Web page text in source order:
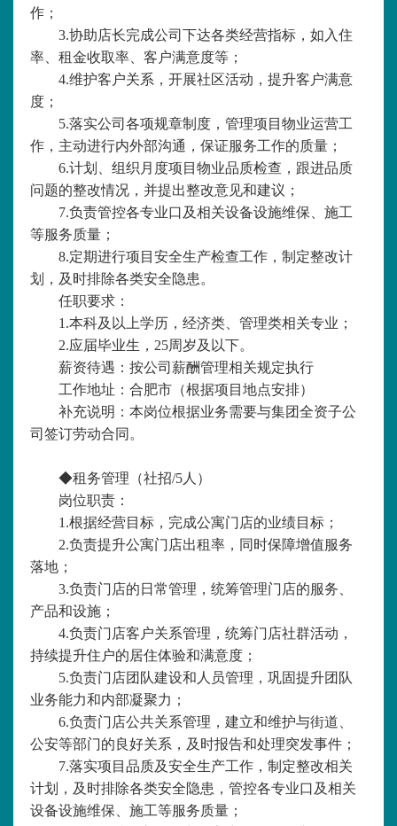
作；
3.协助店长完成公司下达各类经营指标，如入住
率、租金收取率、客户满意度等；
4.维护客户关系，开展社区活动，提升客户满意
度；
5.落实公司各项规章制度，管理项目物业运营工
作，主动进行内外部沟通，保证服务工作的质量；
6.计划、组织月度项目物业品质检查，跟进品质
问题的整改情况，并提出整改意见和建议；
7.负责管控各专业口及相关设备设施维保、施工
等服务质量；
8.定期进行项目安全生产检查工作，制定整改计
划，及时排除各类安全隐患。
任职要求：
1.本科及以上学历，经济类、管理类相关专业；
2.应届毕业生，25周岁及以下。
薪资待遇：按公司薪酬管理相关规定执行
工作地址：合肥市（根据项目地点安排）
补充说明：本岗位根据业务需要与集团全资子公
司签订劳动合同。
◆租务管理（社招/5人）
岗位职责：
1.根据经营目标，完成公寓门店的业绩目标；
2.负责提升公寓门店出租率，同时保障增值服务
落地；
3.负责门店的日常管理，统筹管理门店的服务、
产品和设施；
4.负责门店客户关系管理，统筹门店社群活动，
持续提升住户的居住体验和满意度；
5.负责门店团队建设和人员管理，巩固提升团队
业务能力和内部凝聚力；
6.负责门店公共关系管理，建立和维护与街道、
公安等部门的良好关系，及时报告和处理突发事件；
7.落实项目品质及安全生产工作，制定整改相关
计划，及时排除各类安全隐患，管控各专业口及相关
设备设施维保、施工等服务质量；